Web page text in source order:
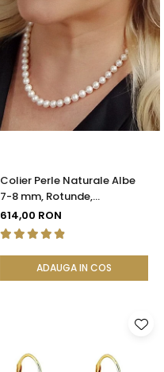
Colier Perle Naturale Albe
7-8 mm, Rotunde,
Închizătoare Argint 925 |
KASKADDA®
614,00 RON
ADAUGA IN COS